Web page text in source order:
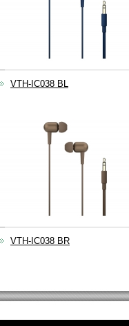
VTH-IC038 BL
VTH-IC038 BR